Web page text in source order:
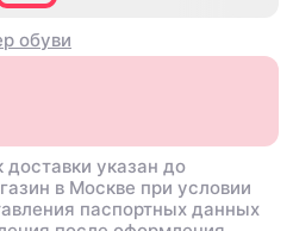
обуви
указан до
в Москве при условии
паспортных данных